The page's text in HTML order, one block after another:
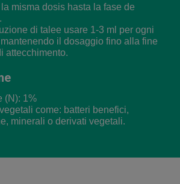
misma dosis hasta la fase de
di talee usare 1-3 ml per ogni
il dosaggio fino alla fine
attecchimento.
(N): 1%
come: batteri benefici,
minerali o derivati vegetali.